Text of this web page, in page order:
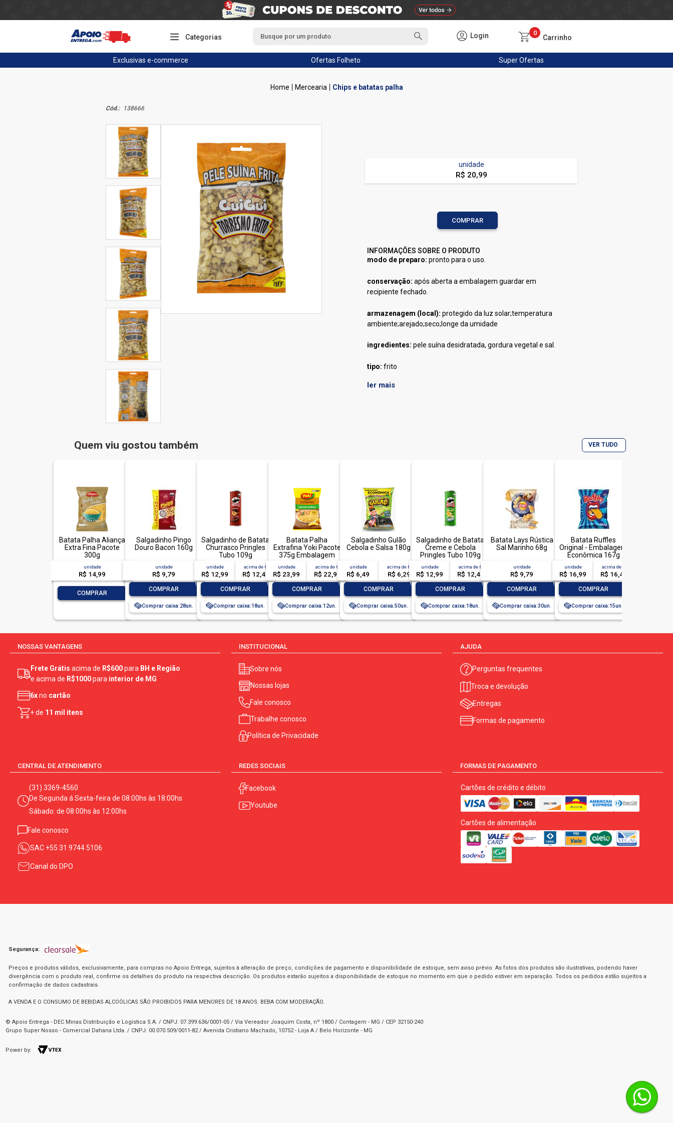
Categorias Login 0
Carrinho
Exclusivas e-commerce Ofertas Folheto SuperOfertas
Mercearia Chips e batatas palha
Cód.: 138666
unidade
R$ 20,99
COMPRAR
INFORMAÇÕES SOBRE O PRODUTO
modo de preparo: pronto para o uso.
conservação: após aberta a embalagem guardar em
recipiente fechado.
armazenagem (local): protegido da luz solar;temperatura
ambiente;arejado;seco;longe da umidade
ingredientes: pele suína desidratada, gordura vegetal e sal.
tipo: frito
corante artificial:
tamanho/refil/embalagem econômica: não
corante:
ler mais
Quem viu gostou também VER TUDO
Batata Palha Aliança
Extra Fina Pacote
300g
unidade
R$ 14,99
COMPRAR
Salgadinho Pingo
Douro Bacon 160g
unidade
R$ 9,79
COMPRAR
Comprar caixa:28
Salgadinho de Batata
Churrasco Pringles
Tubo 109g
unidade
R$ 12,99
acima de 6
R$ 12,49
COMPRAR
Comprar caixa:18
Batata Palha
Extrafina Yoki Pacote
375g Embalagem
Econômica
unidade
R$ 23,99
acima de 6
R$ 22,99
COMPRAR
Comprar caixa:12
Salgadinho Gulão
Cebola e Salsa 180g
unidade
R$ 6,49
acima de 6
R$ 6,29
COMPRAR
Comprar caixa:50
Salgadinho de Batata
Creme e Cebola
Pringles Tubo 109g
unidade
R$ 12,99
acima de 6
R$ 12,49
COMPRAR
Comprar caixa:18
Batata Lays Rústica
Sal Marinho 68g
unidade
R$ 9,79
COMPRAR
Comprar caixa:30
Batata Ruffles
Original - Embalagem
Econômica 167g
unidade
R$ 16,99
acima de
R$ 16,49
COMPRAR
Comprar caixa:15
NOSSAS VANTAGENS
Frete Grátis acima de R$600para BH e Região
e acima de R$1000para interior de MG
6xno cartão
+ de 11 mil itens
INSTITUCIONAL
Sobre nós
Nossas lojas
Fale conosco
Trabalhe conosco
Política de Privacidade
AJUDA
Perguntas frequentes
Troca e devolução
Entregas
Formas de pagamento
CENTRAL DE ATENDIMENTO
(31) 3369-4560
De Segunda á Sexta-feira de 08:00hs às 18:00hs
Sábado: de 08:00hs às 12:00hs
Fale conosco
SAC +55 31 9744 5106
Canal do DPO
REDES SOCIAIS
Facebook
Youtube
FORMAS DE PAGAMENTO
Cartões de crédito e débito
Cartões de alimentação
Segurança:
Preços e produtos válidos, exclusivamente, para compras no Apoio Entrega, sujeitos à alteração de preço, condições de pagamento e disponibilidade de estoque, sem aviso prévio. As fotos dos produtos são ilustrativas, podendo haver
divergência com o produto real, confirme os detalhes do produto na respectiva descrição. Os produtos estarão sujeitos a disponibilidade de estoque no momento em que o pedido estiver em separação. Todos os pedidos estão sujeitos a
confirmação de dados cadastrais.
A VENDA E O CONSUMO DE BEBIDAS ALCOÓLICAS SÃO PROIBIDOS PARA MENORES DE 18 ANOS. BEBA COM MODERAÇÃO.
© Apoio Entrega - DEC Minas Distribuição e Logística S.A. / CNPJ: 07.399.636/0001-05 / Via Vereador Joaquim Costa, nº 1800 / Contagem - MG / CEP 32150-240
Grupo Super Nosso - Comercial Dahana Ltda. / CNPJ: 00.070.509/0011-82 / Avenida Cristiano Machado, 10752 - Loja A / Belo Horizonte - MG
Power by: